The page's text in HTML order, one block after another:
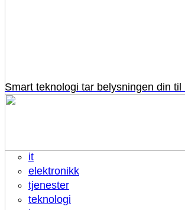
Smart teknologi tar belysningen din
it
elektronikk
tjenester
teknologi